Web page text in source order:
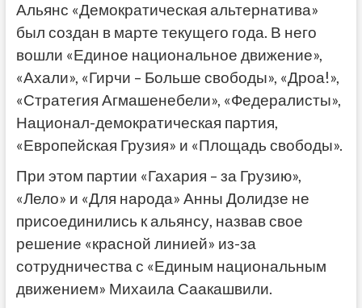
Альянс «Демократическая альтернатива»
был создан в марте текущего года. В него
вошли «Единое национальное движение»,
«Ахали», «Гирчи – Больше свободы», «Дроа!»,
«Стратегия Агмашенебели», «Федералисты»,
Национал-демократическая партия,
«Европейская Грузия» и «Площадь свободы».
При этом партии «Гахария – за Грузию»,
«Лело» и «Для народа» Анны Долидзе не
присоединились к альянсу, назвав свое
решение «красной линией» из-за
сотрудничества с «Единым национальным
движением» Михаила Саакашвили.